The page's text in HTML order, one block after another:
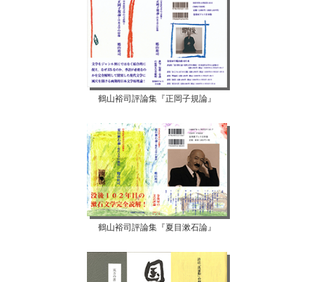
鶴山裕司評論集『正岡子規論』
鶴山裕司評論集『夏目漱石論』